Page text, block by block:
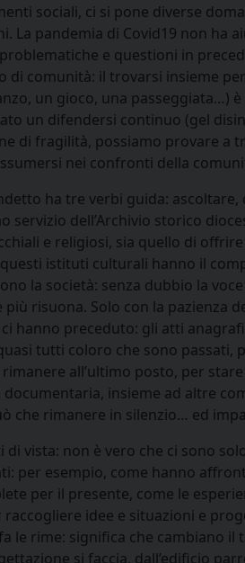
sociali, ci si pone diverse
La pandemia di Covid19 non ha
e questioni in
di comunità: il trovarsi insieme
un gioco, una passeggiata…)
un difendersi continuo (gel
di fragilità, possiamo provare a
nei confronti della
ha tre verbi guida:
servizio dell’Archivio storico
e religiosi, sia quello di offrire
istituti culturali hanno il
la società: senza dubbio la
più risuona. Solo con la pazienza
hanno preceduto: gli atti
tutti coloro che sono passati,
all’ultimo posto, per
insieme ad altre
che rimanere in silenzio… ed
di vista: non è vero che ci sono
per esempio, come hanno
per il presente, come le
idee e situazioni e
le rime: significa che cambiano
si faccia, dall’edificio